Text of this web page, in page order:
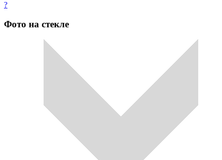
?
Фото на стекле